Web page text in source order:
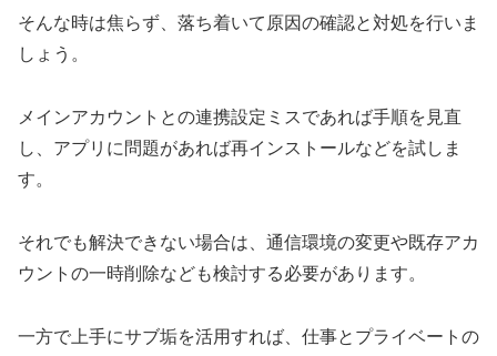
そんな時は焦らず、落ち着いて原因の確認と対処を行いま
しょう。
メインアカウントとの連携設定ミスであれば手順を見直
し、アプリに問題があれば再インストールなどを試しま
す。
それでも解決できない場合は、通信環境の変更や既存アカ
ウントの一時削除なども検討する必要があります。
一方で上手にサブ垢を活用すれば、仕事とプライベートの